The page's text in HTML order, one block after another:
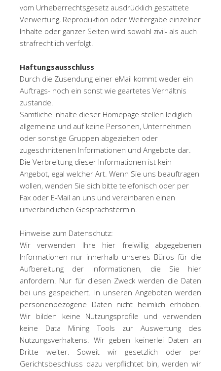
vom Urheberrechtsgesetz ausdrücklich gestattete
Verwertung, Reproduktion oder Weitergabe einzelner
Inhalte oder ganzer Seiten wird sowohl zivil- als auch
strafrechtlich verfolgt.
Haftungsausschluss
Durch die Zusendung einer eMail kommt weder ein
Auftrags- noch ein sonst wie geartetes Verhältnis
zustande.
Sämtliche Inhalte dieser Homepage stellen lediglich
allgemeine und auf keine Personen, Unternehmen
oder sonstige Gruppen abgezielten oder
zugeschnittenen Informationen und Angebote dar.
Die Verbreitung dieser Informationen ist kein
Angebot, egal welcher Art. Wenn Sie uns beauftragen
wollen, wenden Sie sich bitte telefonisch oder per
Fax oder E-Mail an uns und vereinbaren einen
unverbindlichen Gesprächstermin.
Hinweise zum Datenschutz:
Wir verwenden Ihre hier freiwillig abgegebenen
Informationen nur innerhalb unseres Büros für die
Aufbereitung der Informationen, die Sie hier
anfordern. Nur für diesen Zweck werden die Daten
bei uns gespeichert. In unseren Angeboten werden
personenbezogene Daten nicht heimlich erhoben.
Wir bilden keine Nutzungsprofile und verwenden
keine Data Mining Tools zur Auswertung des
Nutzungsverhaltens. Wir geben keinerlei Daten an
Dritte weiter. Soweit wir gesetzlich oder per
Gerichtsbeschluss dazu verpflichtet bin, werden wir